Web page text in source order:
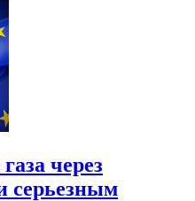
через
серьезным